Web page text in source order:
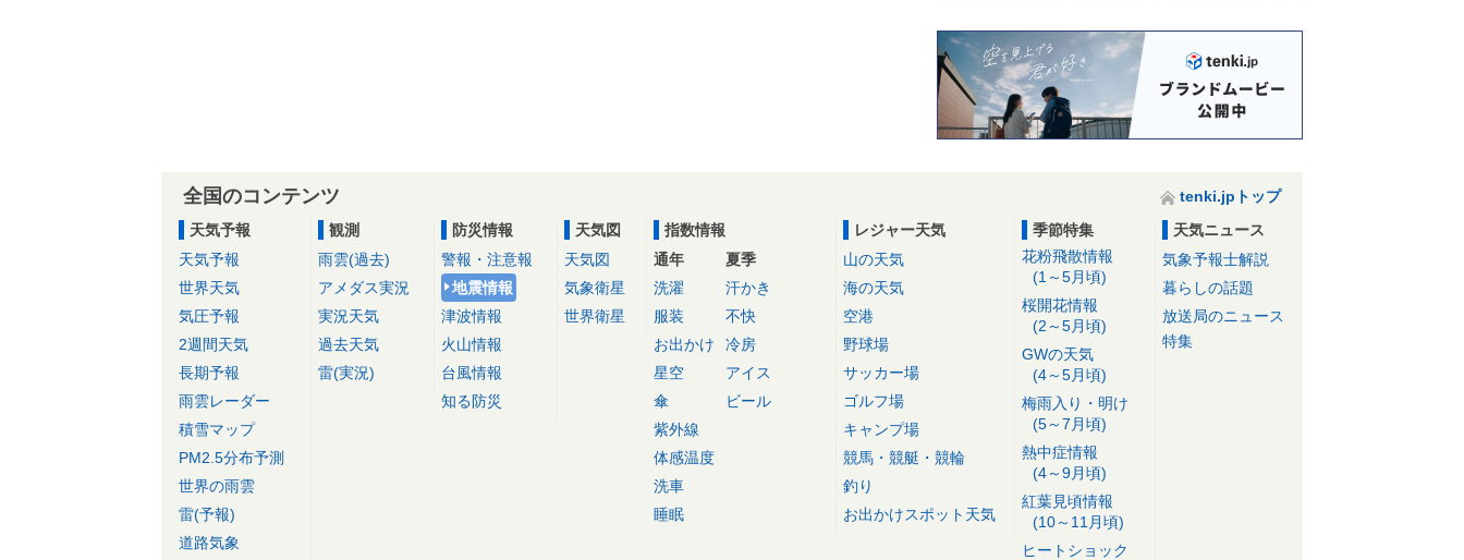
全国のコンテンツ
tenki.jpトップ
天気予報
天気予報
世界天気
気圧予報
2週間天気
長期予報
雨雲レーダー
積雪マップ
PM2.5分布予測
世界の雨雲
雷(予報)
道路気象
観測
雨雲(過去)
アメダス実況
実況天気
過去天気
雷(実況)
防災情報
警報・注意報
地震情報
津波情報
火山情報
台風情報
知る防災
天気図
天気図
気象衛星
世界衛星
指数情報
通年
洗濯
服装
お出かけ
星空
傘
紫外線
体感温度
洗車
睡眠
夏季
汗かき
不快
冷房
アイス
ビール
レジャー天気
山の天気
海の天気
空港
野球場
サッカー場
ゴルフ場
キャンプ場
競馬・競艇・競輪
釣り
お出かけスポット天気
季節特集
花粉飛散情報
(1～5月頃)
桜開花情報
(2～5月頃)
GWの天気
(4～5月頃)
梅雨入り・明け
(5～7月頃)
熱中症情報
(4～9月頃)
紅葉見頃情報
(10～11月頃)
ヒートショック
天気ニュース
気象予報士解説
暮らしの話題
放送局のニュース
特集